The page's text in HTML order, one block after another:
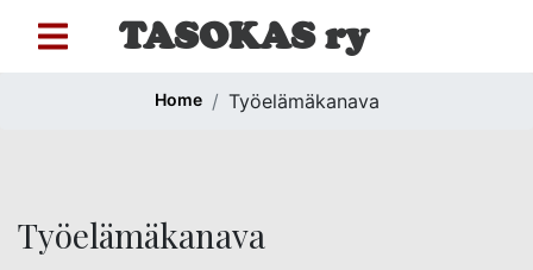
TASOKAS ry
Home Työelämäkanava
Työelämäkanava